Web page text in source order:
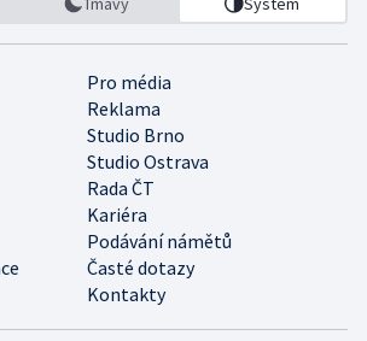
Pro média
Reklama
Studio Brno
Studio Ostrava
Rada ČT
Kariéra
Podávání námětů
Časté dotazy
Kontakty